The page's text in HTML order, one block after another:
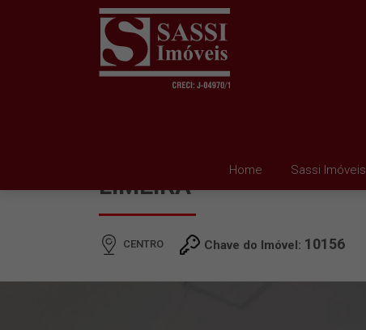
Home Sassi Imóveis
LIMEIRA
CENTRO Chave do Imóvel: 10156